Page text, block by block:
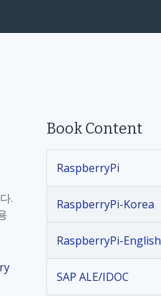
.
Book Content
RaspberryPi
RaspberryPi-Korea
RaspberryPi-English
SAP ALE/IDOC